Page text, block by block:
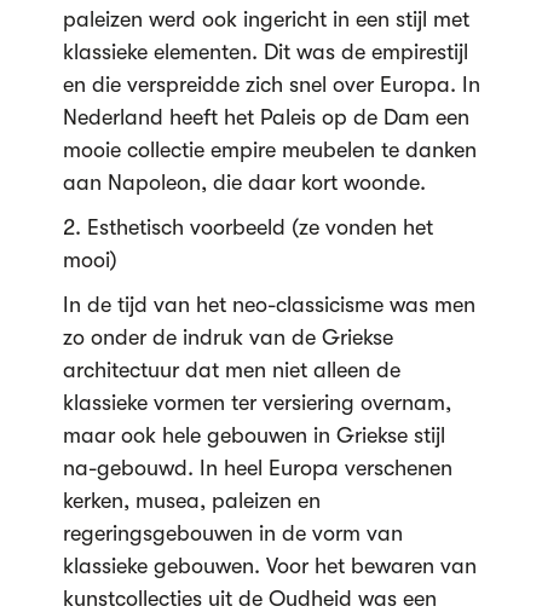
paleizen werd ook ingericht in een stijl met
klassieke elementen. Dit was de empirestijl
en die verspreidde zich snel over Europa. In
Nederland heeft het Paleis op de Dam een
mooie collectie empire meubelen te danken
aan Napoleon, die daar kort woonde.
2. Esthetisch voorbeeld (ze vonden het
mooi)
In de tijd van het neo-classicisme was men
zo onder de indruk van de Griekse
architectuur dat men niet alleen de
klassieke vormen ter versiering overnam,
maar ook hele gebouwen in Griekse stijl
na-gebouwd. In heel Europa verschenen
kerken, musea, paleizen en
regeringsgebouwen in de vorm van
klassieke gebouwen. Voor het bewaren van
kunstcollecties uit de Oudheid was een